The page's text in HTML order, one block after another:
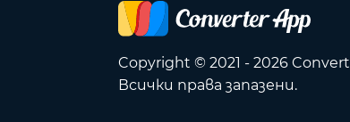
Copyright © 2021 - 2026
Всички права запазени.